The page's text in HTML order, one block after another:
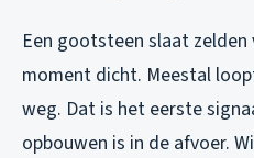
Een gootsteen slaat
moment dicht. Meestal
weg. Dat is het eerste
opbouwen is in de afvoer.